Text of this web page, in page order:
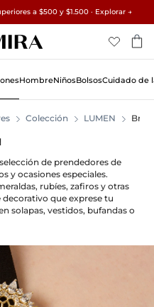
los pedidos →
a $500 y $1.500 · Explorar →
✓ Redimensionamiento gratuito
HombreNiñosBolsosCuidado de
Colección LUMEN
de prendedores de
y ocasiones especiales.
rubíes, zafiros y otras
decorativo que exprese tu
solapas, vestidos, bufandas o